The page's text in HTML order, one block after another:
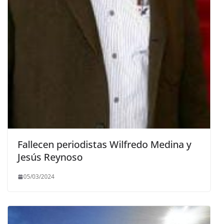
Fallecen periodistas Wilfredo Medina y
Jesús Reynoso
05/03/2024